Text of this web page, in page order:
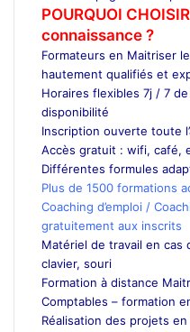
POURQUOI
connaissance ?
Formateurs en Maitriser
hautement qualifiés et
Horaires flexibles 7j / 7
disponibilité
Inscription ouverte toute
Accès gratuit : wifi, café,
Différentes formules
Plus de 1500 formations
Coaching d’emploi /
gratuitement aux inscrits
Matériel de travail en cas
clavier, souri
Formation à distance
Comptables – formation
Réalisation des projets